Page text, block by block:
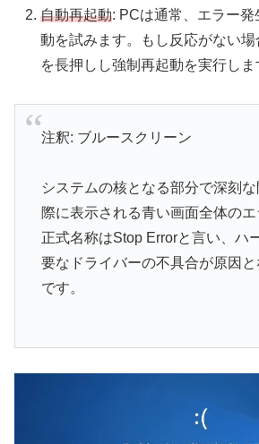
自動再起動: PCは通常、エラー
動を試みます。もし反応がない
を長押しし強制再起動を実行しま
注釈: ブルースクリーン
システムの核となる部分で深刻
際に表示される青い画面全体のエ
正式名称はStop Errorと言い、ハ
要なドライバーの不具合が原因
です。